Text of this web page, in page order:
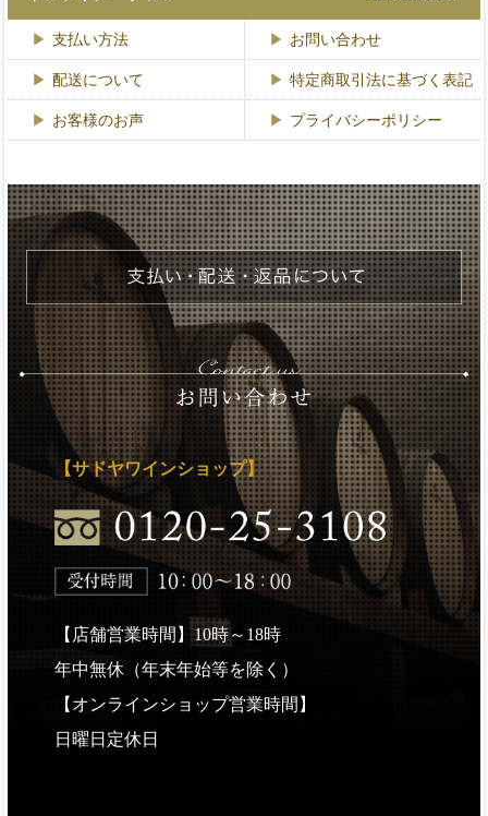
支払い方法 お問い合わせ
配送について 特定商取引法に基づく表記
お客様のお声 プライバシーポリシー
【サドヤワインショップ】
【店舗営業時間】10時～18時
年中無休（年末年始等を除く）
【オンラインショップ営業時間】
日曜日定休日